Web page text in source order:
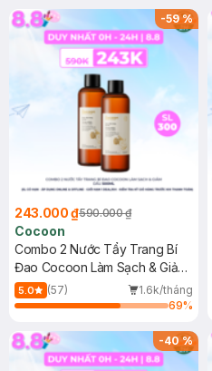
-59%
243.000 ₫590.000 ₫
Cocoon
Combo 2 Nước Tẩy Trang Bí
Đao Cocoon Làm Sạch & Giảm
Dầu 500ml
5.0 (57)
1.6k/tháng
69%
-40%